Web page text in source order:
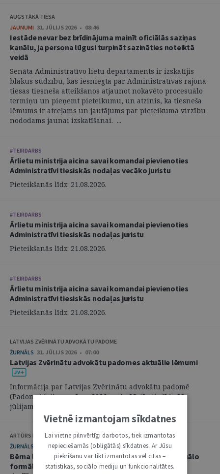
AUGSTĀKĀ TIESA
JAUNUMI 31. JŪLIJS 2026 • 08:46
Iestāde nevar bez brīdinājuma mainīt oficiālās saziņas
kanālu, ja persona lūgusi turpināt sazināties noteiktā
veidā
Senāta Administratīvo lietu departaments ir izskatījis
blakus sūdzību, kas iesniegta par Administratīvās rajona
tiesas tiesneša atteikšanos atjaunot nokavēto procesuālo
termiņu un pieņemt pieteikumu, un atzinis, ka tiesneša
lēmums ir atceļams un jautājums par pieteikuma virzību
nododams jaunai izskatīšanai. ...
#TEIRDARBS
Ārlietu ministrija aicina savai komandai pievienoties
Administratīvi tiesiskās nodaļas vecāko juristu
Pieteikšanās līdz: 21.08.2026.
#TEIRDARBS
Ārlietu ministrija aicina savai komandai pievienoties
Administratīvi tiesiskās nodaļas juristu
Pieteikšanās līdz: 21.08.2026.
#TEIRDARBS
Ārlietu ministrija aicina savai komandai pievienoties
Administratīvi tiesiskās nodaļas juristu
Pieteikšanās līdz: 21.08.2026.
LATVIJAS ZVĒRINĀTU ADVOKĀTU PADOME
ŽURNĀLS 31. JŪLIJS 2026 • 07:00
Latvijas Zvērinātu advokātu padomes aktuālie lēmumi
Informācija par Latvijas Zvērinātu advokātu padomē
(Padome) laikposmā no 2026. gada 25. jūnija līdz 28.
jūlijam pieņemtajiem lēmumiem. ...
ARTŪRS KURBATOVS, INGA KUDEIKINA, MARTA URBĀNE
ŽURNĀLS
29. JŪLIJS 2026 • 08:00
Bērna labākās intereses civilprocesā: starp procesuālo
formālismu un pienākumu nekavējoties reaģēt uz
Vietnē izmantojam sīkdatnes
Lai vietne pilnvērtīgi darbotos, tiek izmantotas
nepieciešamās (obligātās) sīkdatnes. Ar Jūsu
piekrišanu var tikt izmantotas vēl citas –
statistikas, sociālo mediju un funkcionalitātes.